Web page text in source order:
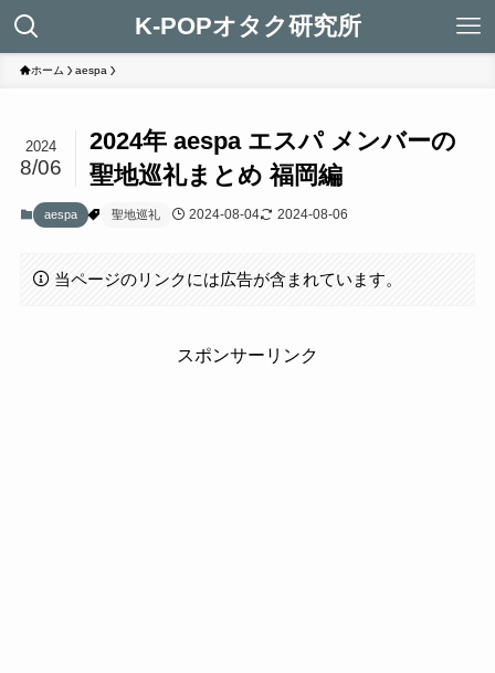
K-POPオタク研究所
ホーム aespa
2024年 aespa エスパ メンバーの
聖地巡礼まとめ 福岡編
2024
8/06
aespa 聖地巡礼 2024-08-04 2024-08-06
当ページのリンクには広告が含まれています。
スポンサーリンク